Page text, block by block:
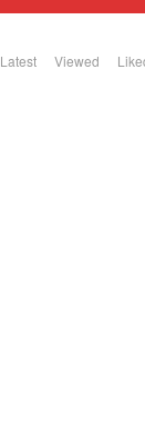
Latest Viewed